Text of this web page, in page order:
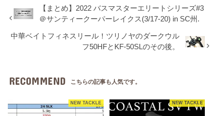
【まとめ】2022 バスマスターエリートシリーズ#3
＠サンティークーパーレイクス(3/17-20) in SC州.
中華ベイトフィネスリール！ツリノヤのダークウル
フ50HFとKF-50SLのその後。
RECOMMEND こちらの記事も人気です。
NEW TACKLE NEW TACKLE